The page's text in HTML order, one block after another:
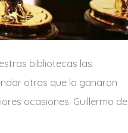
bibliotecas las
otras que lo ganaron
ocasiones. Guillermo del